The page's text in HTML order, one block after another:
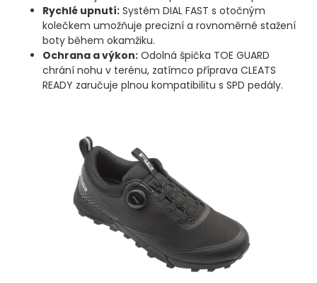
hvězdiček.
Rychlé upnutí: Systém DIAL FAST s otočným
kolečkem umožňuje precizní a rovnoměrné stažení
boty během okamžiku.
Ochrana a výkon: Odolná špička TOE GUARD
chrání nohu v terénu, zatímco příprava CLEATS
READY zaručuje plnou kompatibilitu s SPD pedály.